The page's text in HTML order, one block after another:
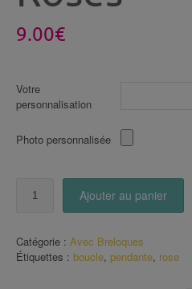
9.00€
Votre
personnalisation
Photo personnalisée
Attrapes
rêves
Ajouter au panier
Catégorie : Avec Breloques
Étiquettes : boucle, pendante, rose